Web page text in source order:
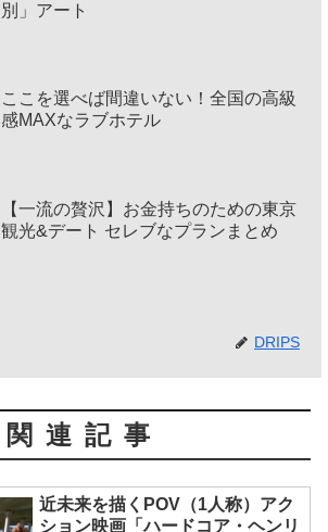
別」アート
ここを選べば間違いない！全国の高級
感MAXなラブホテル
【一流の贅沢】お金持ちのための東京
観光&デート セレブなプランまとめ
DRIPS
関連記事
近未来を描くPOV（1人称）アク
ション映画「ハードコア・ヘンリ